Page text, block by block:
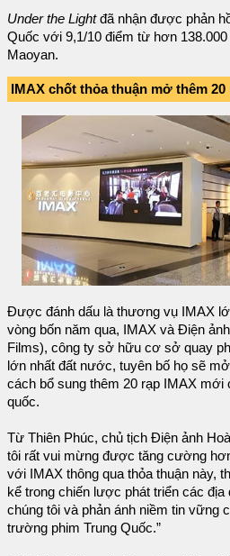
Under the Lightđã nhận được phản
Quốc với 9,1/10 điểm từ hơn
Maoyan.
IMAX chốt thỏa thuận mở thêm
Được đánh dấu là thương vụ IMAX
vòng bốn năm qua, IMAX và Điện
Films), công ty sở hữu cơ sở quay
lớn nhất đất nước, tuyên bố họ sẽ
cách bổ sung thêm 20 rạp IMAX mới
quốc.
Từ Thiên Phúc, chủ tịch Điện ảnh
tôi rất vui mừng được tăng cường
với IMAX thông qua thỏa thuận này,
kể trong chiến lược phát triển các địa
chúng tôi và phản ánh niềm tin vững
trường phim Trung Quốc.”